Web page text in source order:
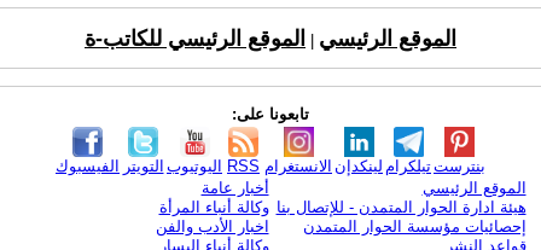
الموقع الرئيسي الموقع الرئيسي للكاتب-ة
تابعونا على:
الفيسبوك التويتر اليوتيوب RSS الانستغرام لينكدإن تيلكرامبنترست
الموقع الرئيسي
هيئة ادارة الحوار المتمدن - للإتصال بنا
إحصائيات مؤسسة الحوار المتمدن
قواعد النشر
أخبار عامة
وكالة أنباء المرأة
اخبار الأدب والفن
وكالة أنباء اليسار